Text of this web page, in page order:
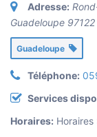
Adresse:
Guadeloupe 97122
Guadeloupe
Téléphone:
Services
Horaires: